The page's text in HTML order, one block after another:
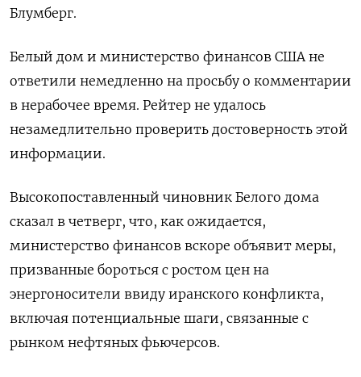
Блумберг.
Белый дом и министерство финансов США не
ответили немедленно на просьбу о ​комментарии
​в нерабочее ‌время. Рейтер не удалось
незамедлительно проверить достоверность ​этой
информации.
Высокопоставленный чиновник Белого дома
сказал в четверг, что, как ожидается,
министерство финансов вскоре объявит меры,
призванные бороться с ростом цен на
энергоносители ввиду иранского конфликта,
включая потенциальные шаги, ​связанные с
рынком нефтяных ⁠фьючерсов.